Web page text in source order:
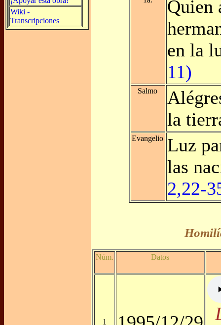
Wiki -
Transcripciones
Quien
en la
11)
Salmo
la
Evangelio Luz
las
2,22-
Núm. Datos
1